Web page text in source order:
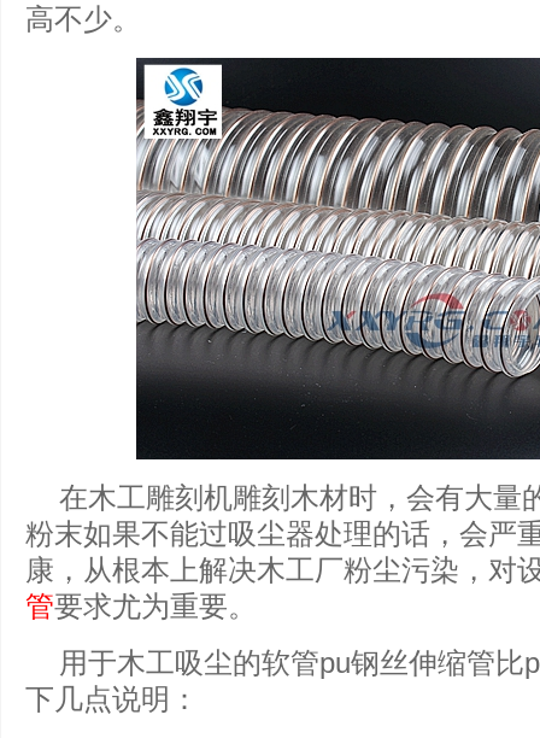
高不少。
在木工雕刻机雕刻木材时，会有大量
粉末如果不能过吸尘器处理的话，会严
康，从根本上解决木工厂粉尘污染，对
管要求尤为重要。
用于木工吸尘的软管pu钢丝伸缩管比
下几点说明：